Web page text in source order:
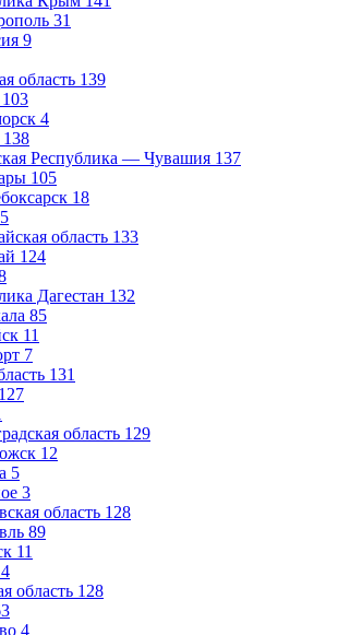
31
9
область 139
103
4
138
Республика — Чувашия 137
105
18
5
область 133
124
Дагестан 132
85
11
7
131
127
область 129
12
5
3
область 128
89
11
4
область 128
4